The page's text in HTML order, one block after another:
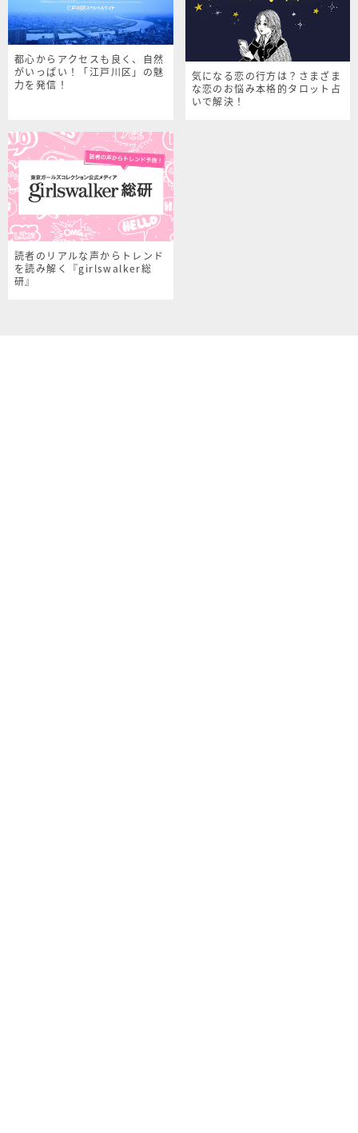
都心からアクセスも良く、自然
がいっぱい！「江戸川区」の魅
力を発信！
気になる恋の行方は？さまざま
な恋のお悩み本格的タロット占
いで解決！
読者のリアルな声からトレンド
を読み解く『girlswalker総
研』